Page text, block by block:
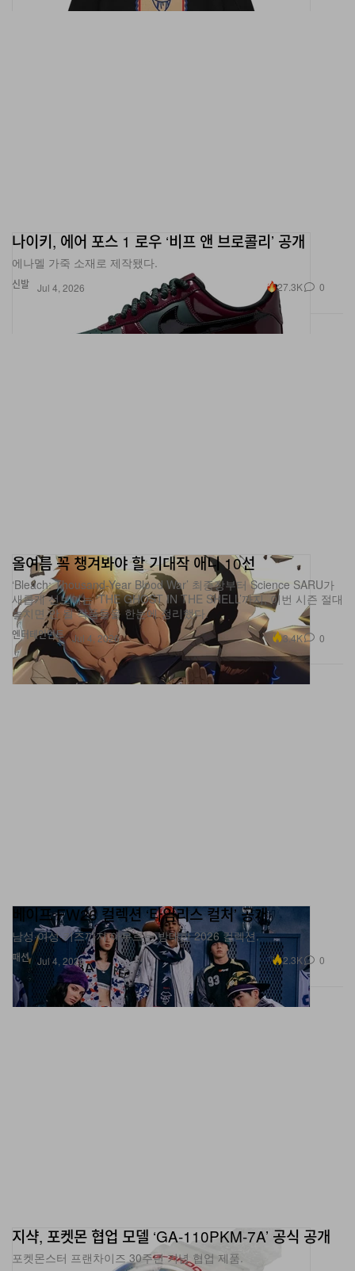
신발
나이키, 에어 포스 1 로우 ‘비프 앤 브로콜리’ 공개
에나멜 가죽 소재로 제작됐다.
Jul 4, 2026 27.3K 0
엔터테인먼트
올여름 꼭 챙겨봐야 할 기대작 애니 10선
‘Bleach: Thousand-Year Blood War’ 최종장부터 Science SARU가
새롭게 선보이는 ‘THE GHOST IN THE SHELL’까지, 이번 시즌 절대
놓치면 안 될 작품들을 한눈에 정리했다.
Jul 4, 2026 3.4K 0
패션
베이프 FW26 컬렉션 ‘타임리스 컬처’ 공개
남성·여성·키즈까지 아우르는 방대한 2026 컬렉션.
Jul 4, 2026 2.3K 0
지샥, 포켓몬 협업 모델 ‘GA-110PKM-7A’ 공식 공개
포켓몬스터 프랜차이즈 30주년 기념 협업 제품.